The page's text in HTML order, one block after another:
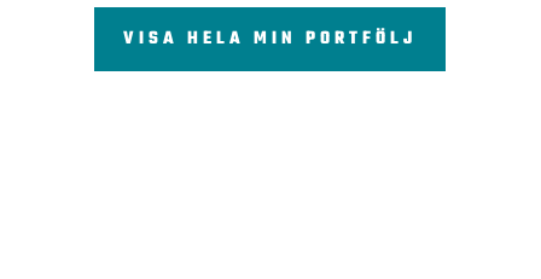
VISA HELA MIN PORTFÖLJ